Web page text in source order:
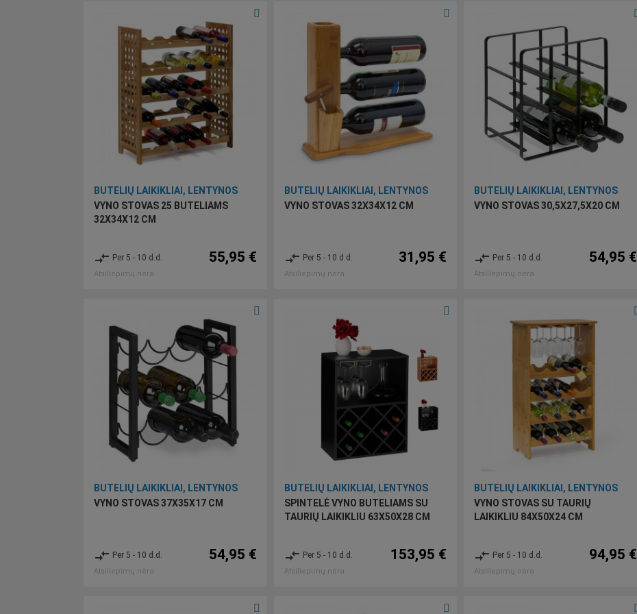
BUTELIŲ LAIKIKLIAI, LENTYNOS
VYNO STOVAS 25 BUTELIAMS
32X34X12 CM
compare_arrows Per 5 - 10 d.d.
Atsiliepimų nėra
55,95 €
BUTELIŲ LAIKIKLIAI, LENTYNOS
VYNO STOVAS 32X34X12 CM
compare_arrows Per 5 - 10 d.d.
Atsiliepimų nėra
31,95 €
BUTELIŲ LAIKIKLIAI, LENTYNOS
VYNO STOVAS 30,5X27,5X20 CM
compare_arrows Per 5 - 10 d.d.
Atsiliepimų nėra
54,95 €
BUTELIŲ LAIKIKLIAI, LENTYNOS
VYNO STOVAS 37X35X17 CM
compare_arrows Per 5 - 10 d.d.
Atsiliepimų nėra
54,95 €
BUTELIŲ LAIKIKLIAI, LENTYNOS
SPINTELĖ VYNO BUTELIAMS SU
TAURIŲ LAIKIKLIU 63X50X28 CM
compare_arrows Per 5 - 10 d.d.
Atsiliepimų nėra
153,95 €
BUTELIŲ LAIKIKLIAI, LENTYNOS
VYNO STOVAS SU TAURIŲ
LAIKIKLIU 84X50X24 CM
compare_arrows Per 5 - 10 d.d.
Atsiliepimų nėra
94,95 €